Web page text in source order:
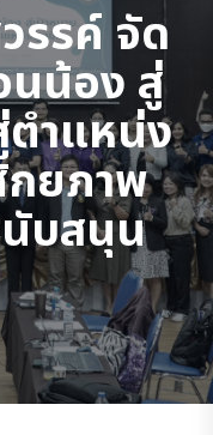
รรค์ จัด
นน้อง สู่
ตำแหน่ง
กยภาพ
บสนุน